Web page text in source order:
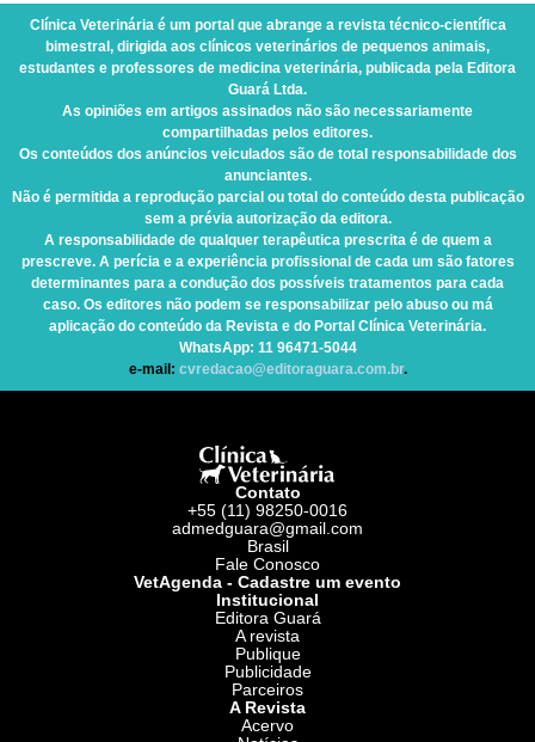
Clínica Veterinária é um portal que abrange a revista técnico-científica
bimestral, dirigida aos clínicos veterinários de pequenos animais,
estudantes e professores de medicina veterinária, publicada pela Editora
Guará Ltda.
As opiniões em artigos assinados não são necessariamente
compartilhadas pelos editores.
Os conteúdos dos anúncios veiculados são de total responsabilidade dos
anunciantes.
Não é permitida a reprodução parcial ou total do conteúdo desta publicação
sem a prévia autorização da editora.
A responsabilidade de qualquer terapêutica prescrita é de quem a
prescreve. A perícia e a experiência profissional de cada um são fatores
determinantes para a condução dos possíveis tratamentos para cada
caso. Os editores não podem se responsabilizar pelo abuso ou má
aplicação do conteúdo da Revista e do Portal Clínica Veterinária.
WhatsApp: 11 96471-5044
e-mail: cvredacao@editoraguara.com.br.
Contato
+55 (11) 98250-0016
admedguara@gmail.com
Brasil
Fale Conosco
VetAgenda - Cadastre um evento
Institucional
Editora Guará
A revista
Publique
Publicidade
Parceiros
A Revista
Acervo